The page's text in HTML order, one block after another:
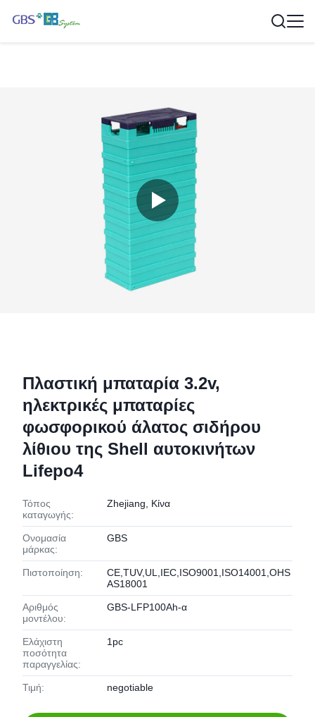
Πλαστική μπαταρία 3.2v,
ηλεκτρικές μπαταρίες
φωσφορικού άλατος σιδήρου
λίθιου της Shell αυτοκινήτων
Lifepo4
Τόπος
καταγωγής:
Zhejiang, Κίνα
Ονομασία
μάρκας:
GBS
Πιστοποίηση:
CE,TUV,UL,IEC,ISO9001,ISO14001,OHS
AS18001
Αριθμός
μοντέλου:
GBS-LFP100Ah-α
Ελάχιστη
ποσότητα
παραγγελίας:
1pc
Τιμή: negotiable